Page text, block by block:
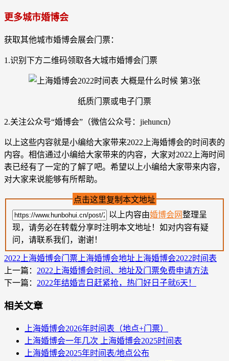
更多城市婚博会
获取其他城市婚博会展会门票：
1.识别下方二维码领取各大城市婚博会门票
纸质门票或电子门票
2.关注公众号“婚博会”（微信公众号：jiehuncn）
以上这些内容就是小编给大家带来2022上海婚博会的时间表的
内容。相信通过小编给大家带来的内容，大家对2022上海时间
表已经有了一定的了解了吧。希望以上小编给大家带来内容，
对大家来说能够有所帮助。
点击这里复制本文地址
以上内容由婚博会网整理呈
现，请务必在转载分享时注明本文地址！如对内容有疑
问，请联系我们，谢谢！
2022上海婚博会门票 上海婚博会地址 上海婚博会2022时间表
上一篇： 2022上海婚博会时间、地址及门票免费申请方法
下一篇： 2022年结婚吉日赶紧抢，热门好日子就6天！
相关文章
上海婚博会2026年时间表（地点+门票）
上海婚博会一年几次 上海婚博会2025时间表
上海婚博会2025年时间表/地点公布